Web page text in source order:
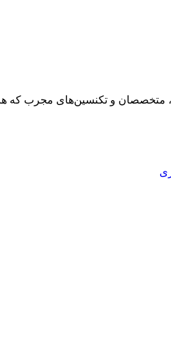
۱۲ سال تجربه حرفه‌ای دارند، به عنوان یکی از باسابقه‌ترین مجموعه‌های خدمات نصب